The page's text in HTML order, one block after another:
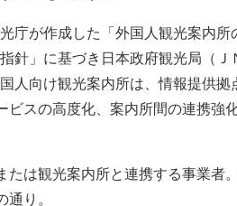
庁が作成した「外国人観光案内所
針」に基づき日本政府観光局（Ｊ
人向け観光案内所は、情報提供拠
ビスの高度化、案内所間の連携強
は観光案内所と連携する事業者
通り。